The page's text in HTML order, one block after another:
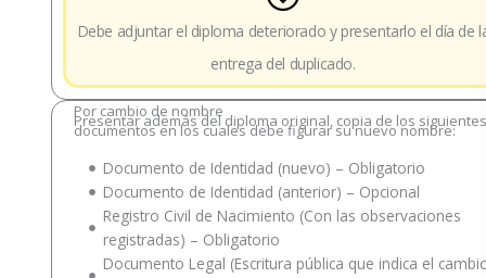
Debe adjuntar el diploma deteriorado y presentarlo el día de
entrega del duplicado.
Por cambio de nombre
Presentar además del diploma original, copia de los siguientes
documentos en los cuales debe figurar su nuevo nombre:
Documento de Identidad (nuevo) – Obligatorio
Documento de Identidad (anterior) – Opcional
Registro Civil de Nacimiento (Con las observaciones
registradas) – Obligatorio
Documento Legal (Escritura pública que indica el